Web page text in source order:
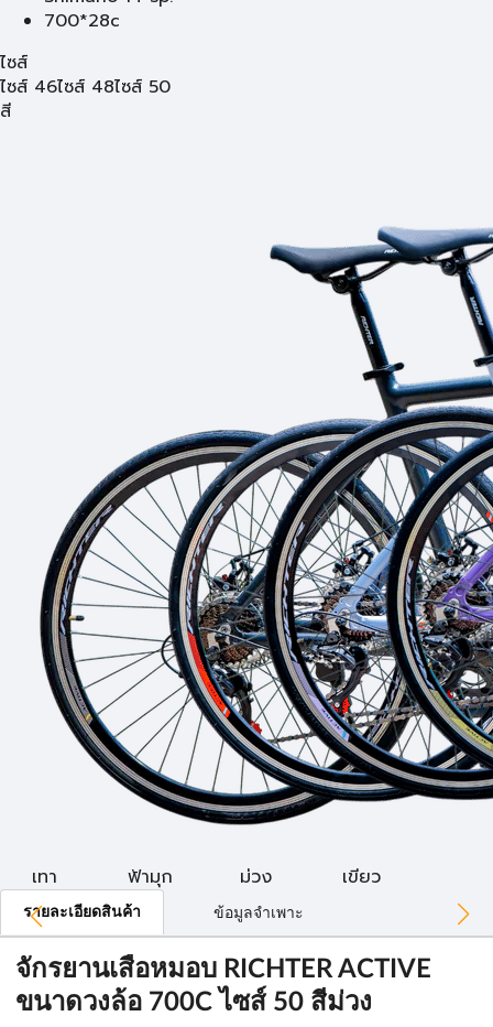
700*28c
ไซส์
ไซส์ 46ไซส์ 48ไซส์ 50
สี
เทา ฟ้ามุก ม่วง เขียว
รายละเอียดสินค้า ข้อมูลจำเพาะ
จักรยานเสือหมอบ RICHTER ACTIVE
ขนาดวงล้อ 700C ไซส์ 50 สีม่วง